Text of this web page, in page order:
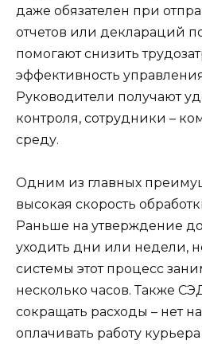
даже обязателен при
отчетов или деклараций
помогают снизить
эффективность
Руководители получают
контроля, сотрудники –
среду.
Одним из главных
высокая скорость
Раньше на утверждение
уходить дни или недели,
системы этот процесс
несколько часов. Также
сокращать расходы – нет
оплачивать работу